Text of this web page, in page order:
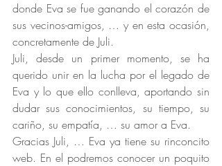
donde Eva se fue ganando el corazón de
sus vecinos-amigos, … y en esta ocasión,
concretamente de Juli.
Juli, desde un primer momento, se ha
querido unir en la lucha por el legado de
Eva y lo que ello conlleva, aportando sin
dudar sus conocimientos, su tiempo, su
cariño, su empatía, … su amor a Eva.
Gracias Juli, … Eva ya tiene su rinconcito
web. En el podremos conocer un poquito